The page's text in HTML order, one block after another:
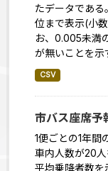
たデータである
位まで表示(小
お、0.005未満
が無いことを示
CSV
市バス座席予
1便ごとの1年間
車内人数が20
平均乗降者数を